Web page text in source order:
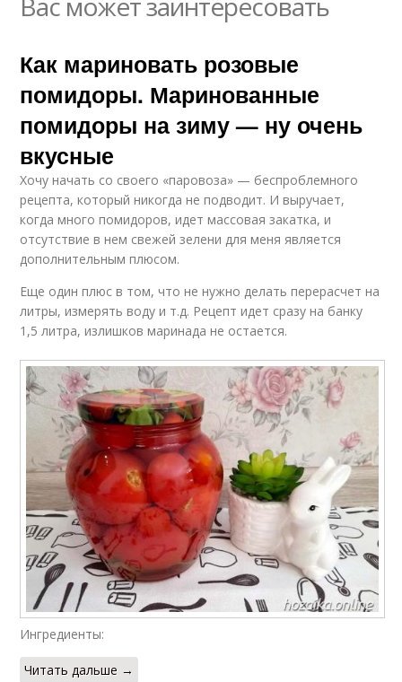
Как мариновать розовые
помидоры. Маринованные
помидоры на зиму — ну очень
вкусные
Хочу начать со своего «паровоза» — беспроблемного
рецепта, который никогда не подводит. И выручает,
когда много помидоров, идет массовая закатка, и
отсутствие в нем свежей зелени для меня является
дополнительным плюсом.
Еще один плюс в том, что не нужно делать перерасчет на
литры, измерять воду и т.д. Рецепт идет сразу на банку
1,5 литра, излишков маринада не остается.
Ингредиенты:
Читать дальше →